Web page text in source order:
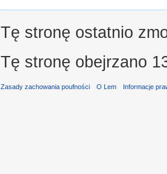
Tę stronę ostatnio
Tę stronę obejrzano
Zasady zachowania poufności O Lem Informacje